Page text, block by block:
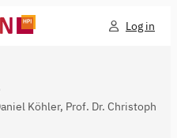
Log in
Köhler, Prof. Dr. Christoph